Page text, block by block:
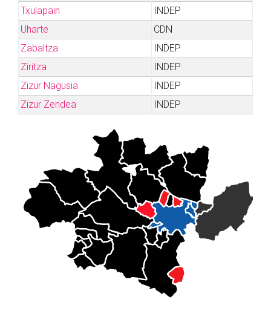
Txulapain
INDEP
Uharte
CDN
Zabaltza
INDEP
Ziritza
INDEP
Zizur Nagusia
INDEP
Zizur Zendea
INDEP